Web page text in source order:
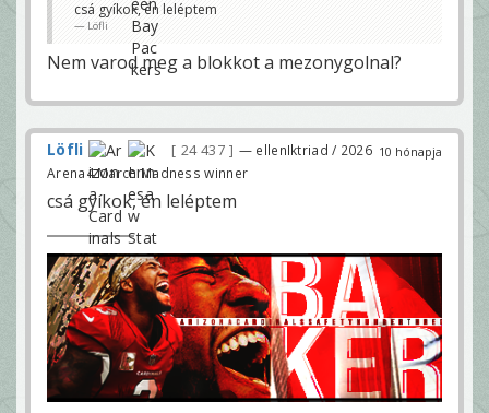
csá gyíkok, én leléptem
Löfli
Nem varod meg a blokkot a mezonygolnal?
10 hónapja
Löfli 24 437
— ellenIktriad / 2026
Arena4 March Madness winner
csá gyíkok, én leléptem